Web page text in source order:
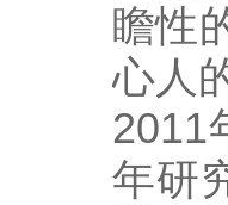
瞻性
心人
2011
年研